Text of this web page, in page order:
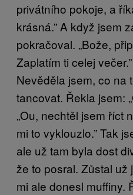
privátního pokoje, a
krásná.” A když jsem
pokračoval. „Bože,
Zaplatím ti celej
Nevěděla jsem, co na
tancovat. Řekla jsem:
„Ou, nechtěl jsem říct
mi to vyklouzlo.” Tak
ale už tam byla dost
že to posral. Zůstal už
mi ale donesl muffiny.